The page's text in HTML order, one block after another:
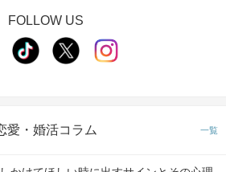
FOLLOW US
愛・婚活コラム 一覧